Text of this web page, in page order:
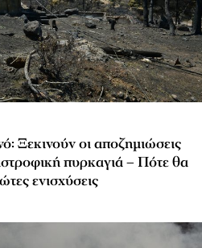
Ξεκινούν οι αποζημιώσεις
πυρκαγιά – Πότε θα
ενισχύσεις